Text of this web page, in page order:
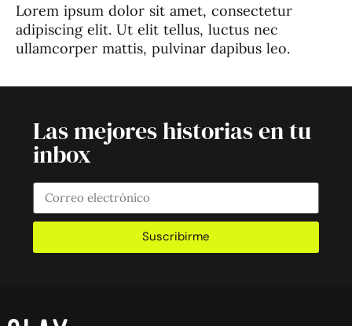
Lorem ipsum dolor sit amet, consectetur
adipiscing elit. Ut elit tellus, luctus nec
ullamcorper mattis, pulvinar dapibus leo.
Las mejores historias en tu
inbox
Suscribirme